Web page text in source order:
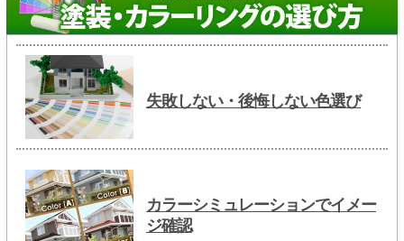
失敗しない・後悔しない色選び
カラーシミュレーションでイメー
ジ確認